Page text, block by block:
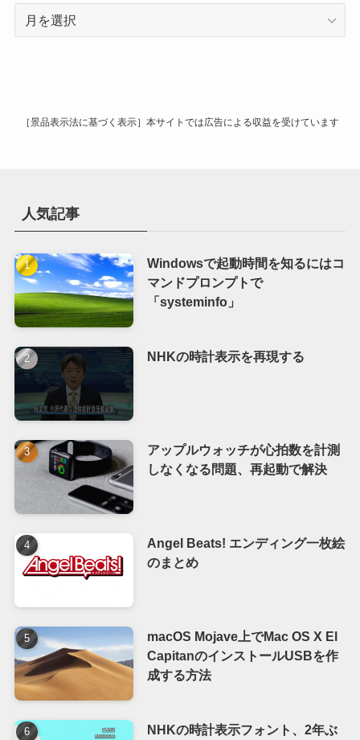
［景品表示法に基づく表示］本サイトでは広告による収益を受けています
人気記事
Windowsで起動時間を知るにはコ
マンドプロンプトで
「systeminfo」
NHKの時計表示を再現する
アップルウォッチが心拍数を計測
しなくなる問題、再起動で解決
Angel Beats! エンディング一枚絵
のまとめ
macOS Mojave上でMac OS X El
CapitanのインストールUSBを作
成する方法
NHKの時計表示フォント、2年ぶ